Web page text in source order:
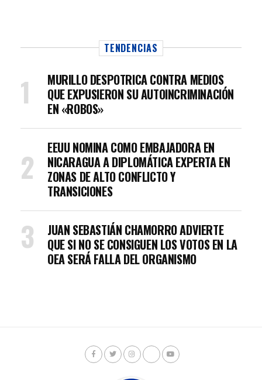
TENDENCIAS
MURILLO DESPOTRICA CONTRA MEDIOS
QUE EXPUSIERON SU AUTOINCRIMINACIÓN
EN «ROBOS»
EEUU NOMINA COMO EMBAJADORA EN
NICARAGUA A DIPLOMÁTICA EXPERTA EN
ZONAS DE ALTO CONFLICTO Y
TRANSICIONES
JUAN SEBASTIÁN CHAMORRO ADVIERTE
QUE SI NO SE CONSIGUEN LOS VOTOS EN LA
OEA SERÁ FALLA DEL ORGANISMO